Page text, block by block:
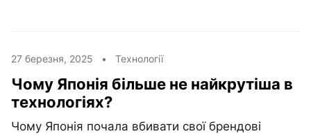
27 березня, 2025 • Технології
Чому Японія більше не найкрутіша в
технологіях?
Чому Японія почала вбивати свої брендові